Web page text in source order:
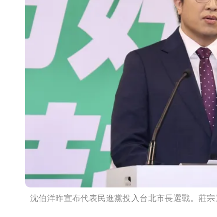
沈伯洋昨宣布代表民進黨投入台北市長選戰。莊